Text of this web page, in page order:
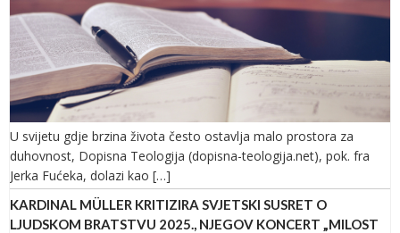
U svijetu gdje brzina života često ostavlja malo prostora za
duhovnost, Dopisna Teologija (dopisna-teologija.net), pok. fra
Jerka Fućeka, dolazi kao […]
KARDINAL MÜLLER KRITIZIRA SVJETSKI SUSRET O
LJUDSKOM BRATSTVU 2025., NJEGOV KONCERT „MILOST